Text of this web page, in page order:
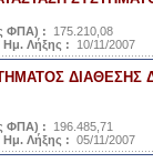
ΦΠΑ) :
175.210,08
Ημ. Λήξης : 10/11/2007
ΔΙΑΘΕΣΗΣ
ΦΠΑ) :
196.485,71
Ημ. Λήξης : 05/11/2007